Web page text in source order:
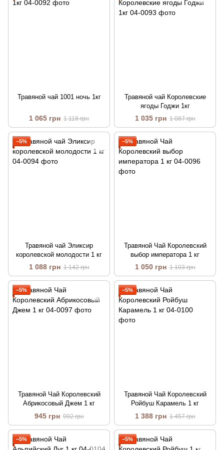
Травяной чай 1001 ночь 1кг
1 065 грн 1 118 грн
Травяной чай Королевские
ягоды Годжи 1кг
1 035 грн 1 087 грн
−5%
Травяной чай Эликсир
королевской молодости 1 кг
1 088 грн 1 142 грн
−5%
Травяной Чай Королевский
выбор императора 1 кг
1 050 грн 1 103 грн
−5%
Травяной Чай Королевский
Абрикосовый Джем 1 кг
945 грн 992 грн
−5%
Травяной Чай Королевский
Ройбуш Карамель 1 кг
1 388 грн 1 457 грн
−5% −5%